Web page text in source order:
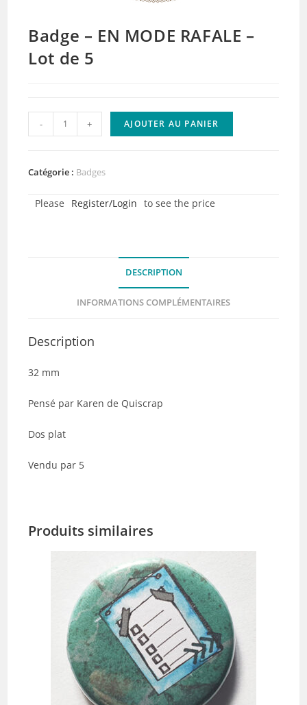
Badge – EN MODE RAFALE –
Lot de 5
quantité
de
-
MODE
- + AJOUTER AU PANIER
Catégorie : Badges
Please Register/Login to see the price
DESCRIPTION
INFORMATIONS COMPLÉMENTAIRES
Description
32 mm
Pensé par Karen de Quiscrap
Dos plat
Vendu par 5
Produits similaires